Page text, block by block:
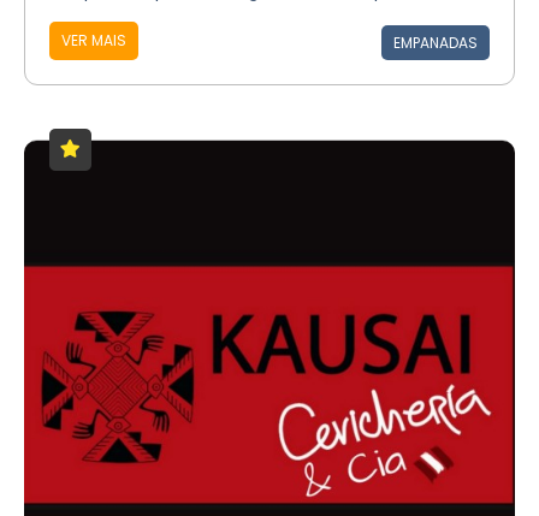
VER MAIS EMPANADAS